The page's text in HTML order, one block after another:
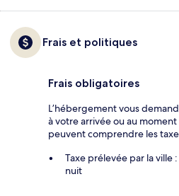
Frais et politiques
Frais obligatoires
L’hébergement vous
à votre arrivée ou au
peuvent comprendre les
Taxe prélevée par la ville
nuit